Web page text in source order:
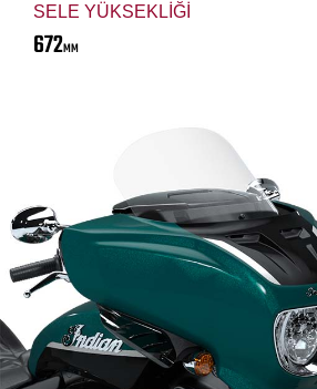
SELE YÜKSEKLİĞİ
672MM